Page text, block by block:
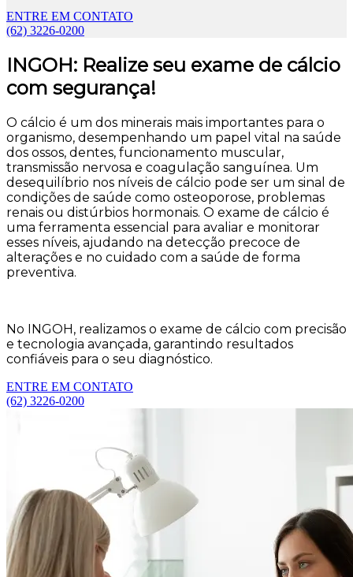
ENTRE EM CONTATO
(62) 3226-0200
INGOH: Realize seu exame de cálcio
com segurança!
O cálcio é um dos minerais mais importantes para o
organismo, desempenhando um papel vital na saúde
dos ossos, dentes, funcionamento muscular,
transmissão nervosa e coagulação sanguínea. Um
desequilíbrio nos níveis de cálcio pode ser um sinal de
condições de saúde como osteoporose, problemas
renais ou distúrbios hormonais. O exame de cálcio é
uma ferramenta essencial para avaliar e monitorar
esses níveis, ajudando na detecção precoce de
alterações e no cuidado com a saúde de forma
preventiva.
No INGOH, realizamos o exame de cálcio com precisão
e tecnologia avançada, garantindo resultados
confiáveis para o seu diagnóstico.
ENTRE EM CONTATO
(62) 3226-0200